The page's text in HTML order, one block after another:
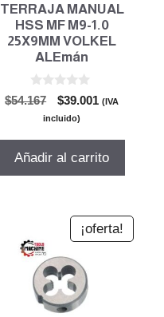
TERRAJA MANUAL
HSS MF M9-1.0
25X9MM VOLKEL
ALEmán
0
d
$54.167
El
precio
era:
$39.001El
es:
(IVA
incluido)
Añadir al carrito
¡oferta!